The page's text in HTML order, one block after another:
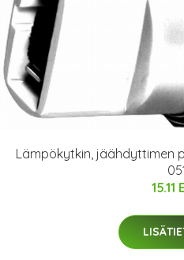
Lämpökytkin, jäähdyttimen
15.11